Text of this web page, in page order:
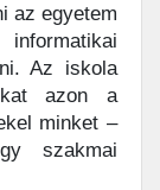
az egyetem
Az iskola
azon a
minket –
szakmai